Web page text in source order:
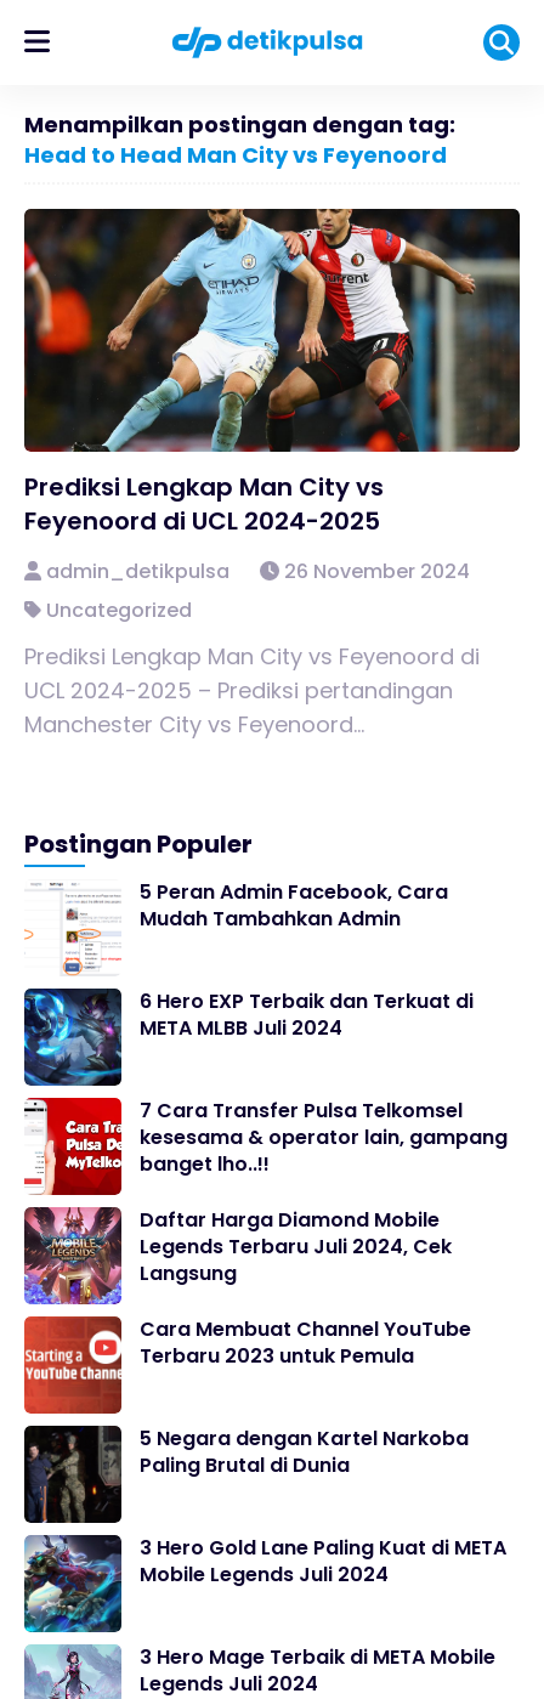
Menampilkan postingan dengan tag:
Head to Head Man City vs Feyenoord
Prediksi Lengkap Man City vs
Feyenoord di UCL 2024-2025
admin_detikpulsa
26 November 2024
Uncategorized
Prediksi Lengkap Man City vs Feyenoord di
UCL 2024-2025 – Prediksi pertandingan
Manchester City vs Feyenoord...
Postingan Populer
5 Peran Admin Facebook, Cara
Mudah Tambahkan Admin
6 Hero EXP Terbaik dan Terkuat di
META MLBB Juli 2024
7 Cara Transfer Pulsa Telkomsel
kesesama & operator lain, gampang
banget lho..!!
Daftar Harga Diamond Mobile
Legends Terbaru Juli 2024, Cek
Langsung
Cara Membuat Channel YouTube
Terbaru 2023 untuk Pemula
5 Negara dengan Kartel Narkoba
Paling Brutal di Dunia
3 Hero Gold Lane Paling Kuat di META
Mobile Legends Juli 2024
3 Hero Mage Terbaik di META Mobile
Legends Juli 2024